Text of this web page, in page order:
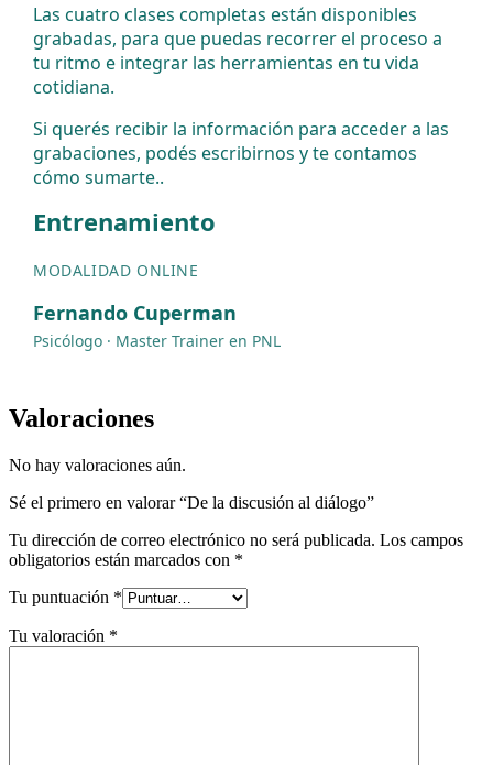
Las cuatro clases completas están disponibles
grabadas, para que puedas recorrer el proceso a
tu ritmo e integrar las herramientas en tu vida
cotidiana.
Si querés recibir la información para acceder a las
grabaciones, podés escribirnos y te contamos
cómo sumarte..
Entrenamiento
MODALIDAD ONLINE
Fernando Cuperman
Psicólogo · Master Trainer en PNL
Valoraciones
No hay valoraciones aún.
Sé el primero en valorar “De la discusión al diálogo”
Tu dirección de correo electrónico no será publicada. Los campos
obligatorios están marcados con *
Tu puntuación *
Tu valoración *